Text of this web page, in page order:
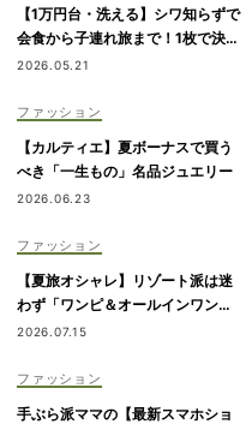
【1万円台・洗える】シワ知らずで
会食から子連れ旅まで！1枚で決ま
る『リボンワンピース』
2026.05.21
ファッション
【カルティエ】夏ボーナスで買う
べき「一生もの」名品ジュエリー
2026.06.23
ファッション
【夏旅オシャレ】リゾート派は迷
わず「ワンピ＆オールインワン」
を新調！
2026.07.15
ファッション
手ぶら派ママの【最新スマホショ